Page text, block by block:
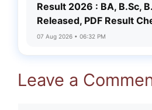
Result 2026 : BA, B.Sc,
Released, PDF Result
07 Aug 2026 • 06:32 PM
Leave a